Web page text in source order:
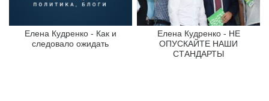
Елена Кудренко - Как и
следовало ожидать
Елена Кудренко - НЕ
ОПУСКАЙТЕ НАШИ
СТАНДАРТЫ